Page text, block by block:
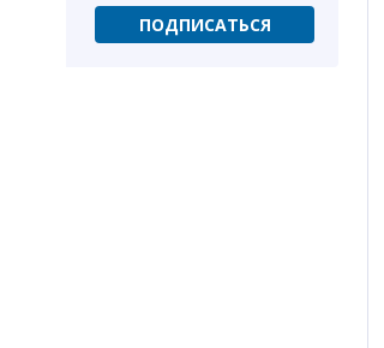
От358,20руб.
ПОДПИСАТЬСЯ